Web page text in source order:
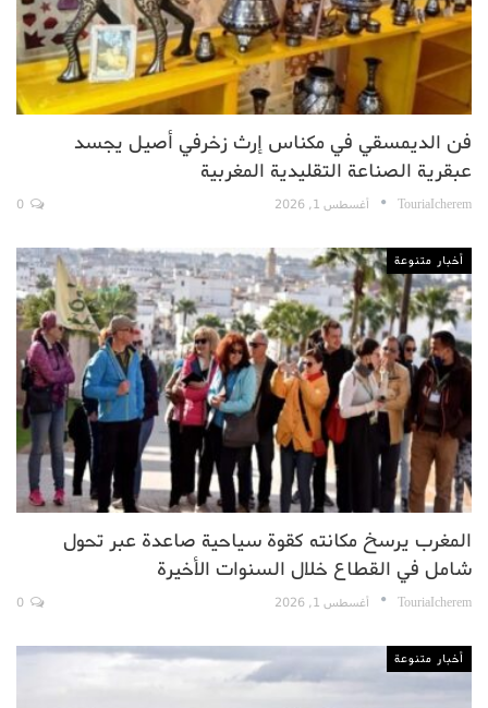
فن الديمسقي في مكناس إرث زخرفي أصيل يجسد
عبقرية الصناعة التقليدية المغربية
TouriaIcherem أغسطس 1, 2026
أخبار متنوعة
المغرب يرسخ مكانته كقوة سياحية صاعدة عبر تحول
شامل في القطاع خلال السنوات الأخيرة
TouriaIcherem أغسطس 1, 2026
أخبار متنوعة